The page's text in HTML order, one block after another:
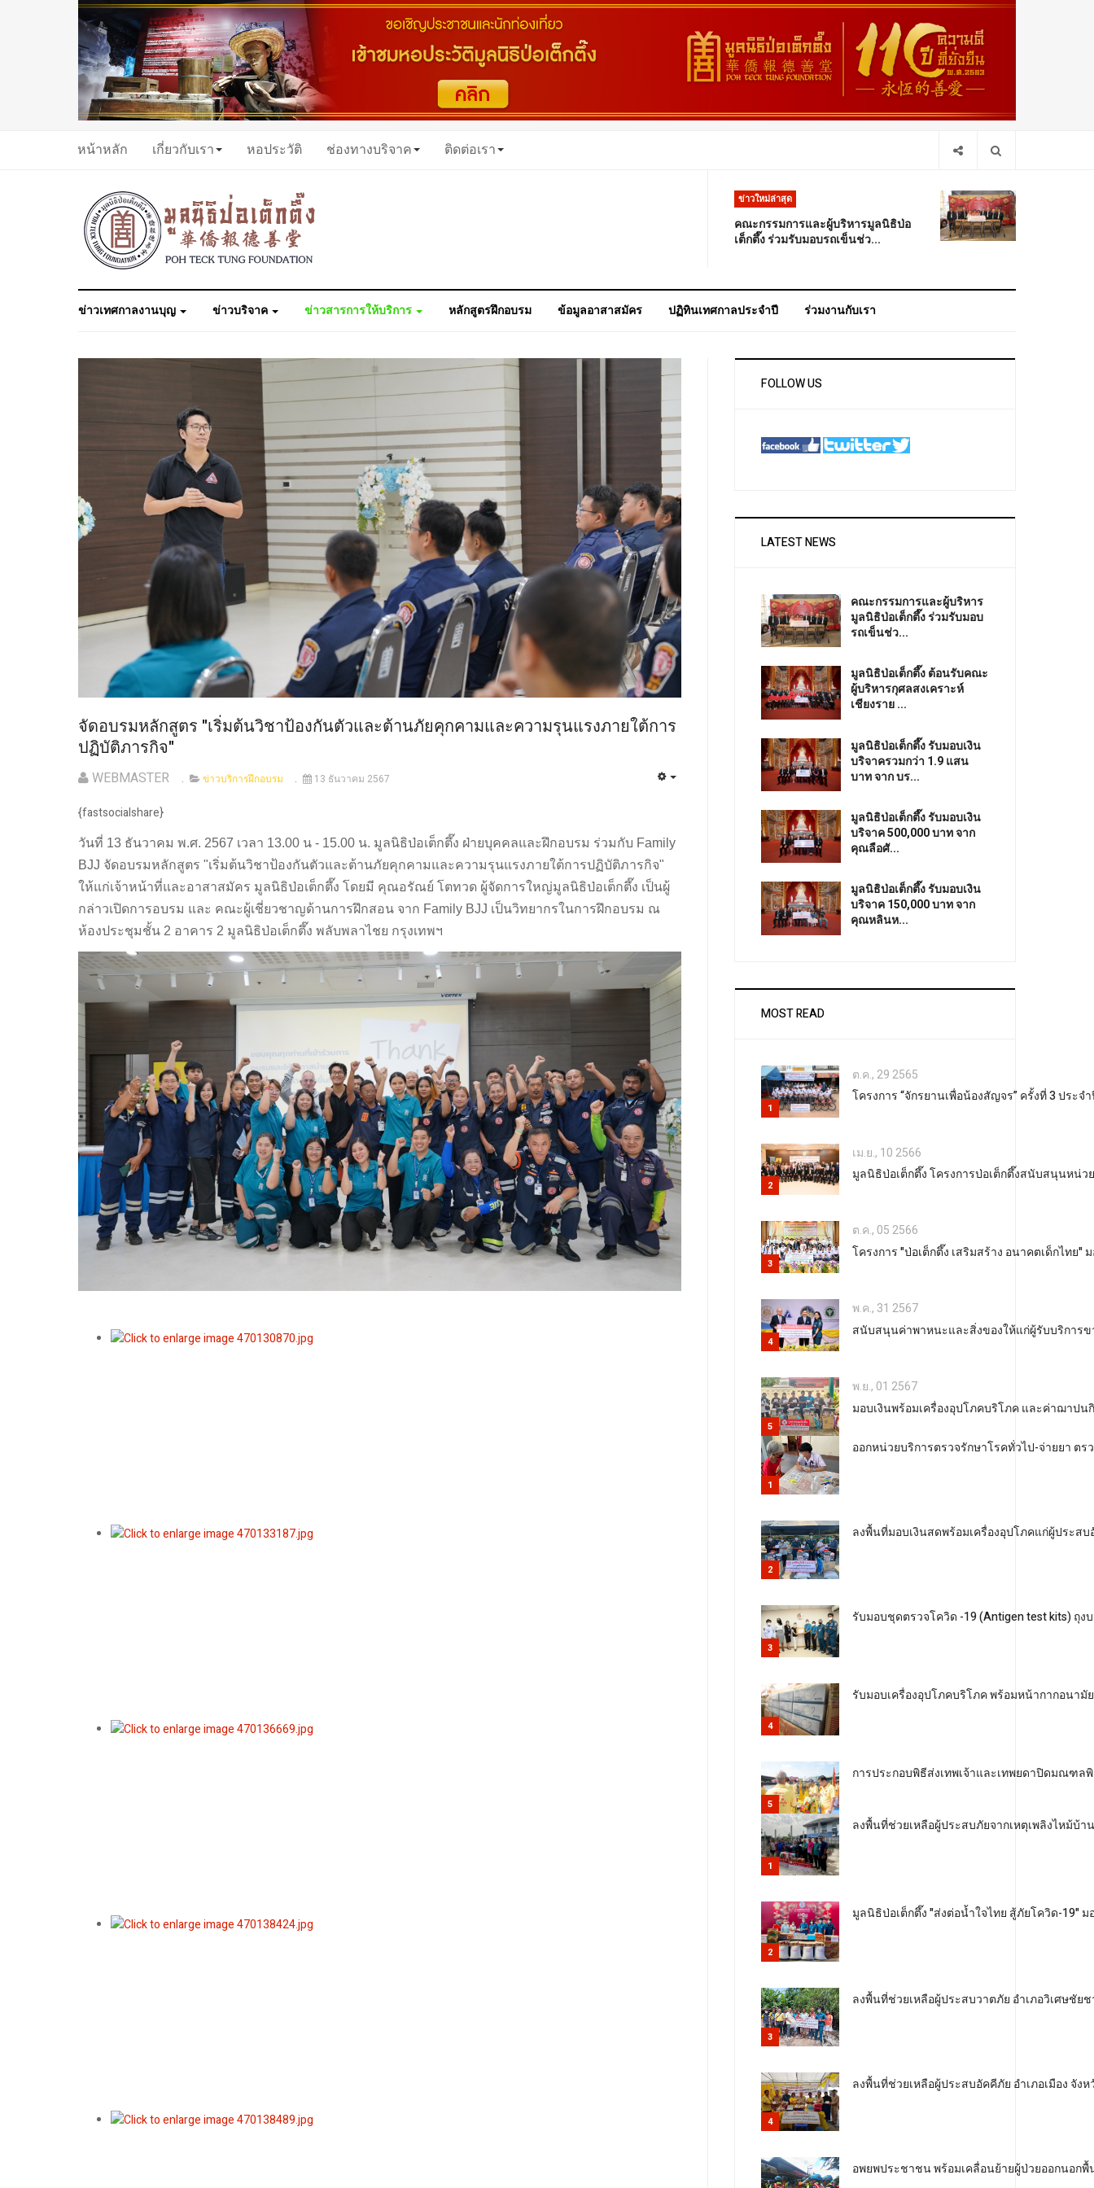
หน้าหลัก เกี่ยวกับเรา หอประวัติ ช่องทางบริจาค ติดต่อเรา
ข่าวใหม่ล่าสุด
คณะกรรมการและผู้บริหารมูลนิธิป่อ
เต็กตึ๊ง ร่วมรับมอบรถเข็นช่ว...
ข่าวเทศกาลงานบุญ ข่าวบริจาค ข่าวสารการให้บริการ หลักสูตรฝึกอบรม ข้อมูลอาสาสมัคร ปฏิทินเทศกาลประจำปี ร่วมงานกับเรา
จัดอบรมหลักสูตร "เริ่มต้นวิชาป้องกันตัวและต้านภัยคุกคามและความรุนแรงภายใต้การ
ปฏิบัติภารกิจ"
WEBMASTER ข่าวบริการฝึกอบรม 13 ธันวาคม 2567
{fastsocialshare}
วันที่ 13 ธันวาคม พ.ศ. 2567 เวลา 13.00 น - 15.00 น. มูลนิธิป่อเต็กตึ๊ง ฝ่ายบุคคลและฝึกอบรม ร่วมกับ Family
BJJ จัดอบรมหลักสูตร "เริ่มต้นวิชาป้องกันตัวและต้านภัยคุกคามและความรุนแรงภายใต้การปฏิบัติภารกิจ"
ให้แก่เจ้าหน้าที่และอาสาสมัคร มูลนิธิป่อเต็กตึ๊ง โดยมี คุณอรัณย์ โตทวด ผู้จัดการใหญ่มูลนิธิป่อเต็กตึ๊ง เป็นผู้
กล่าวเปิดการอบรม และ คณะผู้เชี่ยวชาญด้านการฝึกสอน จาก Family BJJ เป็นวิทยากรในการฝึกอบรม ณ
ห้องประชุมชั้น 2 อาคาร 2 มูลนิธิป่อเต็กตึ๊ง พลับพลาไชย กรุงเทพฯ
FOLLOW US
LATEST NEWS
คณะกรรมการและผู้บริหาร
มูลนิธิป่อเต็กตึ๊ง ร่วมรับมอบ
รถเข็นช่ว...
มูลนิธิป่อเต็กตึ๊ง ต้อนรับคณะ
ผู้บริหารกุศลสงเคราะห์
เชียงราย ...
มูลนิธิป่อเต็กตึ๊ง รับมอบเงิน
บริจาครวมกว่า 1.9 แสน
บาท จาก บร...
มูลนิธิป่อเต็กตึ๊ง รับมอบเงิน
บริจาค 500,000 บาท จาก
คุณลือศั...
มูลนิธิป่อเต็กตึ๊ง รับมอบเงิน
บริจาค 150,000 บาท จาก
คุณหลินห...
MOST READ
1
ต.ค., 29 2565
โครงการ “จักรยานเพื่อน้องสัญจร” ครั้งที่ 3 ประ
2
เม.ย., 10 2566
มูลนิธิป่อเต็กตึ๊ง โครงการป่อเต็กตึ๊งสนับสนุนหน่
3
ต.ค., 05 2566
โครงการ "ป่อเต็กตึ๊ง เสริมสร้าง อนาคตเด็กไท
4
พ.ค., 31 2567
สนับสนุนค่าพาหนะและสิ่งของให้แก่ผู้รับบริการข
5
พ.ย., 01 2567
มอบเงินพร้อมเครื่องอุปโภคบริโภค และค่าฌาปน
1
ออกหน่วยบริการตรวจรักษาโรคทั่วไป-จ่ายยา ตร
2
ลงพื้นที่มอบเงินสดพร้อมเครื่องอุปโภคแก่ผู้ประ
3
รับมอบชุดตรวจโควิด -19 (Antigen test kits) ถุ
4
รับมอบเครื่องอุปโภคบริโภค พร้อมหน้ากากอนามั
5
การประกอบพิธีส่งเทพเจ้าและเทพยดาปิดมณฑล
1
ลงพื้นที่ช่วยเหลือผู้ประสบภัยจากเหตุเพลิงไหม้บ้
2
มูลนิธิป่อเต็กตึ๊ง "ส่งต่อน้ำใจไทย สู้ภัยโควิด-19"
3
ลงพื้นที่ช่วยเหลือผู้ประสบวาตภัย อำเภอวิเศษชัย
4
ลงพื้นที่ช่วยเหลือผู้ประสบอัคคีภัย อำเภอเมือง จัง
อพยพประชาชน พร้อมเคลื่อนย้ายผู้ป่วยออกนอก